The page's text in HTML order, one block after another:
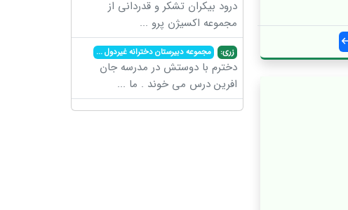
درود بیکران تشکر و قدردانی از
مجموعه اکسیژن پرو ...
زری: مجموعه دبیرستان دخترانه غیردول...
دخترم با دوستش در مدرسه جان
افرین درس می خوند . ما ...